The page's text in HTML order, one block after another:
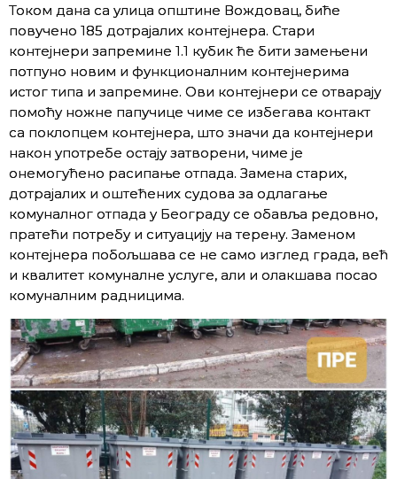
Током дана са улица општине Вождовац, биће
повучено 185 дотрајалих контејнера. Стари
контејнери запремине 1.1 кубик ће бити замењени
потпуно новим и функционалним контејнерима
истог типа и запремине. Ови контејнери се отварају
помоћу ножне папучице чиме се избегава контакт
са поклопцем контејнера, што значи да контејнери
након употребе остају затворени, чиме је
онемогућено расипање отпада. Замена старих,
дотрајалих и оштећених судова за одлагање
комуналног отпада у Београду се обавља редовно,
пратећи потребу и ситуацију на терену. Заменом
контејнера побољшава се не само изглед града, већ
и квалитет комуналне услуге, али и олакшава посао
комуналним радницима.